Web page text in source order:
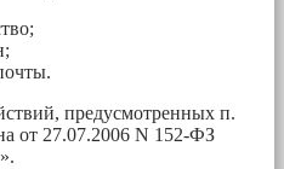
предусмотренных п.
от 27.07.2006 N 152-ФЗ